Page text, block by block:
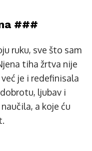
###
ruku, sve što sam
tiha žrtva nije
je i redefinisala
ljubav i
a koje ću